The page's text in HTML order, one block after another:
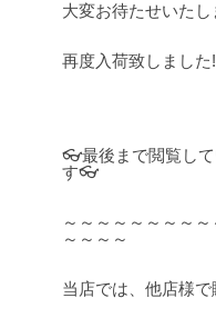
大変お待たせいたし
再度入荷致しました
👓最後まで閲覧し
す👓
～～～～～～～～
～～～～
当店では、他店様で